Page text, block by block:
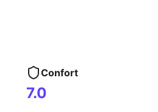
Confort
7.0